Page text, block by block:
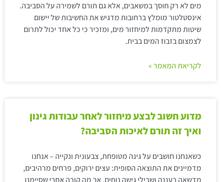
מים לא רק חוסך במשאבים, אלא גם תורם לשמירה על הסביבה.
אינסטלטור מומלץ ברחובות מדגיש את החשיבות של יישום
שיטות מתקדמות למיחזור מים, ומזכיר כי כל אחד יכול לתרום
לצמצום בזבוז המים בבית.
לקריאת המאמר »
מדוע חשוב לבצע מיחזור לאחר עבודות גינון
ואיך זה תורם לאיכות הסביבה?
כשאנחנו חושבים על גינה מטופחת, צבעונית ונקייה – אנחנו
מדמיינים את התוצאה הסופית: עצים ירוקים, פרחים מרהיבים,